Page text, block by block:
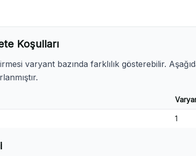
Koşulları
varyant bazında farklılık gösterebilir.
1